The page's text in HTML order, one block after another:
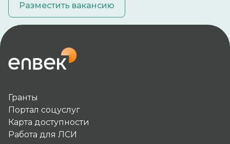
Разместить вакансию
Гранты
Портал соцуслуг
Карта доступности
Работа для ЛСИ